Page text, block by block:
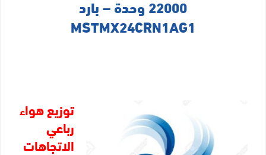
22000 وحدة – بارد
MSTMX24CRN1AG1
توزيع هواء
رباعي
الاتجاهات